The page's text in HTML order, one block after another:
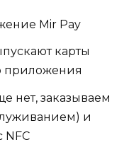
Mir Pay
карты
приложения
нет, заказываем
и
NFC